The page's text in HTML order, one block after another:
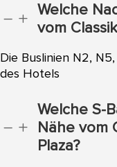
K L
Welche
vom
Die Buslinien N2,
des Hotels
K L
Welche S-
Nähe vom
Plaza?